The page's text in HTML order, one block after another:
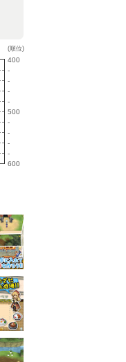
(順位)
400
-
-
-
-
500
-
-
-
-
600